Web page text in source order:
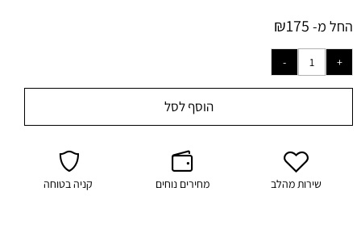
החל מ-
₪175
הוסף לסל
שירות מהלב מחירים נוחים קניה בטוחה